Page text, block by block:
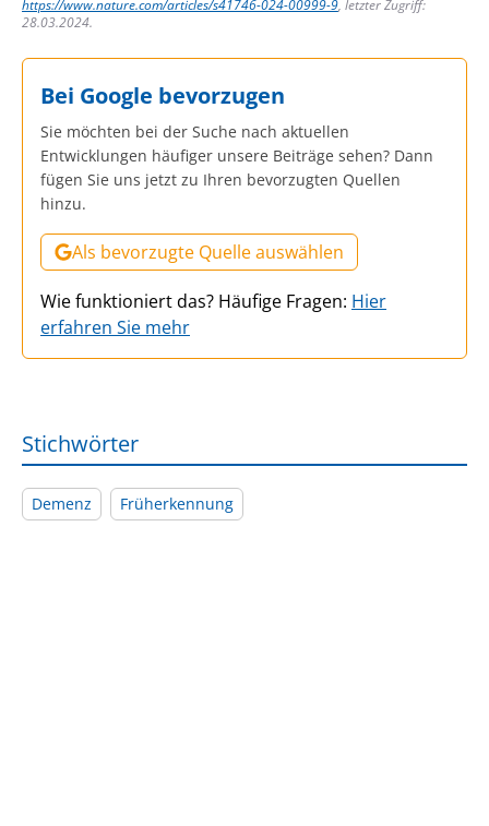
https://www.nature.com/articles/s41746-024-00999-9, letzter Zugriff:
28.03.2024.
Bei Google bevorzugen
Sie möchten bei der Suche nach aktuellen
Entwicklungen häufiger unsere Beiträge sehen? Dann
fügen Sie uns jetzt zu Ihren bevorzugten Quellen
hinzu.
Als bevorzugte Quelle auswählen
Wie funktioniert das? Häufige Fragen: Hier
erfahren Sie mehr
Stichwörter
Demenz Früherkennung